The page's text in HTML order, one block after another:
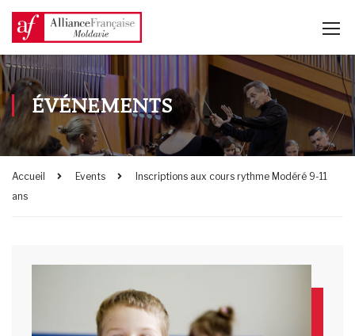
ÉVÉNEMENTS
Accueil Events
Inscriptions aux cours rythme Modéré 9-11
ans